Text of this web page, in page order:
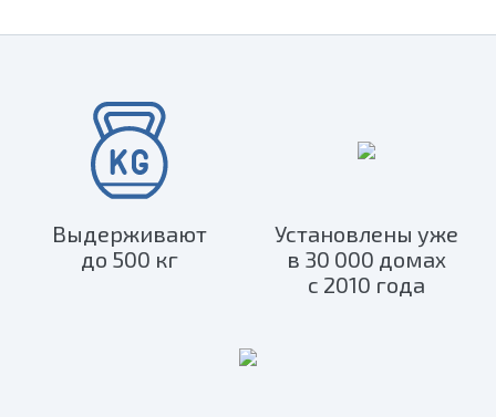
Выдерживают
до 500 кг
Установлены уже
в 30 000 домах
с 2010 года